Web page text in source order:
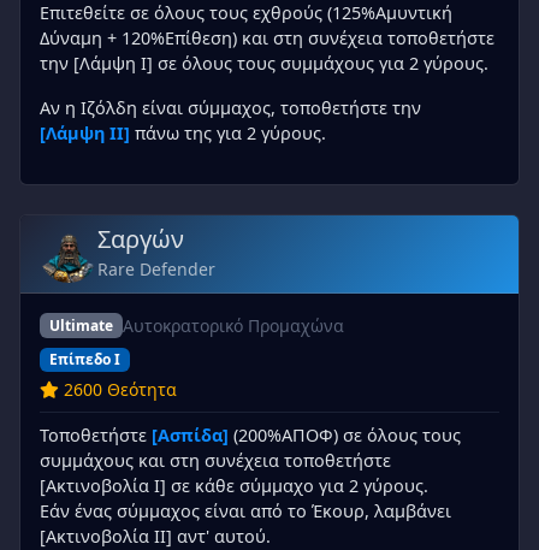
Επιτεθείτε σε όλους τους εχθρούς (125%Αμυντική
Δύναμη + 120%Επίθεση) και στη συνέχεια τοποθετήστε
την [Λάμψη I] σε όλους τους συμμάχους για 2 γύρους.
Αν η Ιζόλδη είναι σύμμαχος, τοποθετήστε την
[Λάμψη II] πάνω της για 2 γύρους.
Σαργών
Rare Defender
Ultimate Αυτοκρατορικό Προμαχώνα
Επίπεδο I
2600 Θεότητα
Τοποθετήστε [Ασπίδα] (200%ΑΠΟΦ) σε όλους τους
συμμάχους και στη συνέχεια τοποθετήστε
[Ακτινοβολία I] σε κάθε σύμμαχο για 2 γύρους.
Εάν ένας σύμμαχος είναι από το Έκουρ, λαμβάνει
[Ακτινοβολία II] αντ' αυτού.